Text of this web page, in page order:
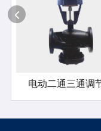
电动二通三通调